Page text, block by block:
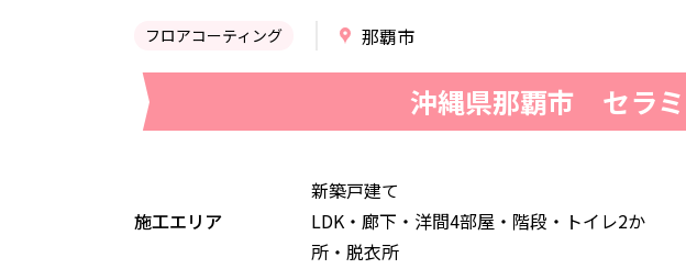
フロアコーティング 那覇市
沖縄県那覇市 セラ
施工エリア
新築戸建て
LDK・廊下・洋間4部屋・階段・トイレ2か
所・脱衣所